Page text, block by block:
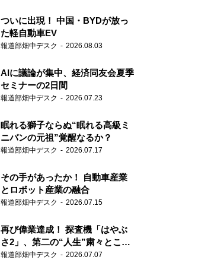
ついに出現！ 中国・BYDが放っ
た軽自動車EV
報道部畑中デスク 2026.08.03
AIに議論が集中、経済同友会夏季
セミナーの2日間
報道部畑中デスク 2026.07.23
眠れる獅子ならぬ“眠れる高級ミ
ニバンの元祖”覚醒なるか？
報道部畑中デスク 2026.07.17
その手があったか！ 自動車産業
とロボット産業の融合
報道部畑中デスク 2026.07.15
再び偉業達成！ 探査機「はやぶ
さ2」、第二の“人生”粛々とこな
す
報道部畑中デスク 2026.07.07